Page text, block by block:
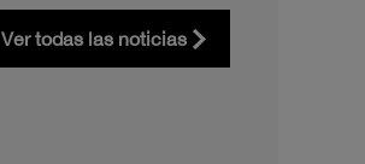
Ver todas las noticias